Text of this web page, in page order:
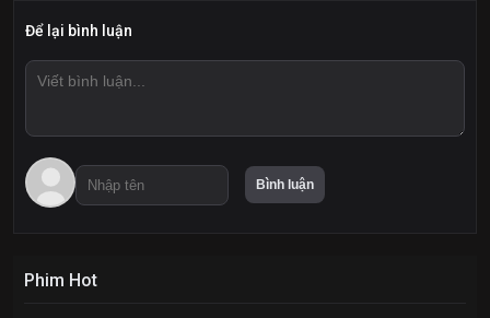
Để lại bình luận
Phim Hot